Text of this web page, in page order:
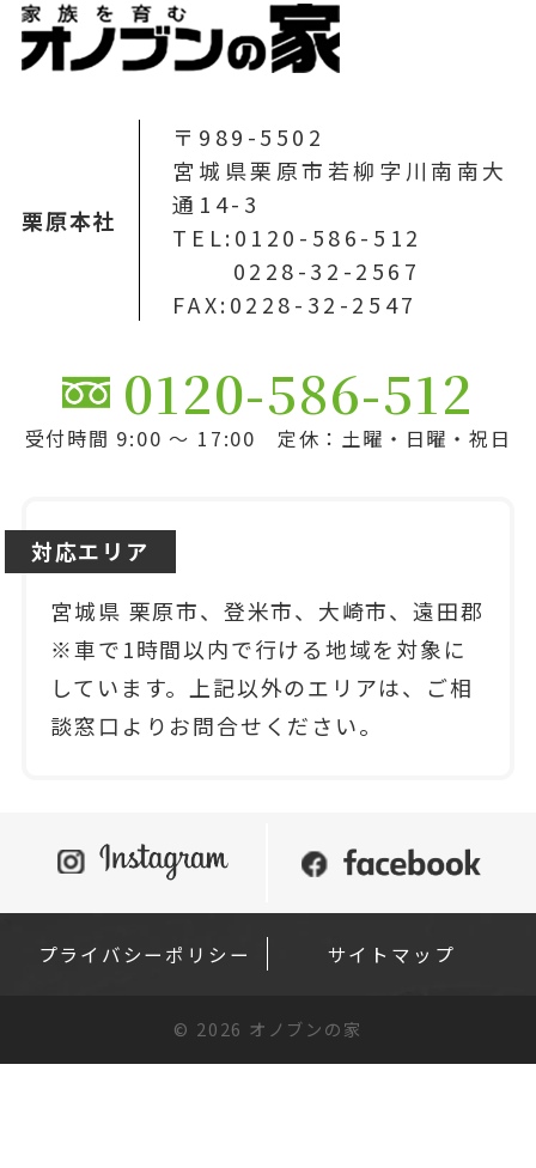
栗原本社
〒989-5502
宮城県栗原市若柳字川南南大
通14-3
TEL:0120-586-512
0228-32-2567
FAX:0228-32-2547
0120-586-512
受付時間 9:00 ～ 17:00 定休：土曜・日曜・祝日
対応エリア
宮城県 栗原市、登米市、大崎市、遠田郡
※車で1時間以内で行ける地域を対象に
しています。上記以外のエリアは、ご相
談窓口よりお問合せください。
プライバシーポリシー サイトマップ
© 2026 オノブンの家